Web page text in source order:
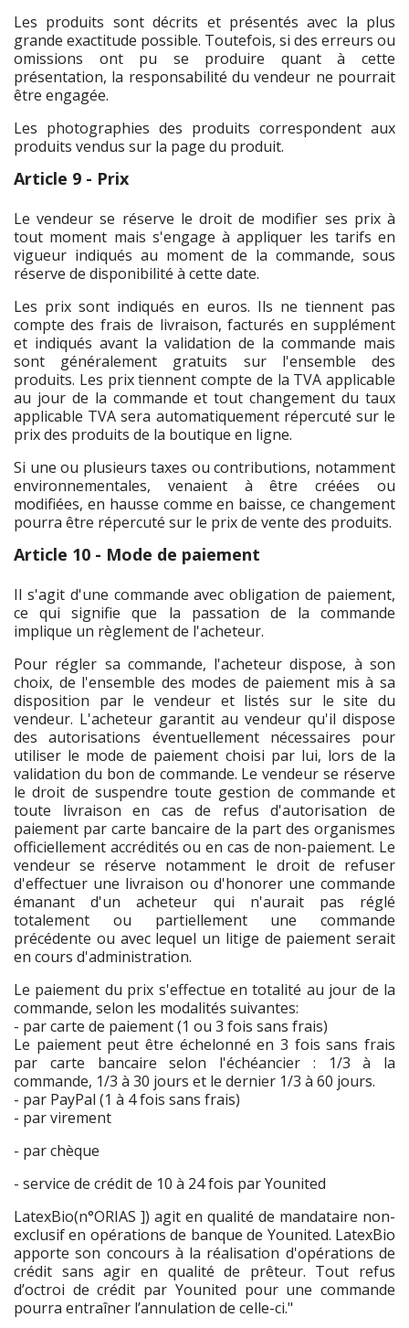
Les produits sont décrits et présentés avec la plus
grande exactitude possible. Toutefois, si des erreurs ou
omissions ont pu se produire quant à cette
présentation, la responsabilité du vendeur ne pourrait
être engagée.
Les photographies des produits correspondent aux
produits vendus sur la page du produit.
Article 9 - Prix
Le vendeur se réserve le droit de modifier ses prix à
tout moment mais s'engage à appliquer les tarifs en
vigueur indiqués au moment de la commande, sous
réserve de disponibilité à cette date.
Les prix sont indiqués en euros. Ils ne tiennent pas
compte des frais de livraison, facturés en supplément
et indiqués avant la validation de la commande mais
sont généralement gratuits sur l'ensemble des
produits. Les prix tiennent compte de la TVA applicable
au jour de la commande et tout changement du taux
applicable TVA sera automatiquement répercuté sur le
prix des produits de la boutique en ligne.
Si une ou plusieurs taxes ou contributions, notamment
environnementales, venaient à être créées ou
modifiées, en hausse comme en baisse, ce changement
pourra être répercuté sur le prix de vente des produits.
Article 10 - Mode de paiement
Il s'agit d'une commande avec obligation de paiement,
ce qui signifie que la passation de la commande
implique un règlement de l'acheteur.
Pour régler sa commande, l'acheteur dispose, à son
choix, de l'ensemble des modes de paiement mis à sa
disposition par le vendeur et listés sur le site du
vendeur. L'acheteur garantit au vendeur qu'il dispose
des autorisations éventuellement nécessaires pour
utiliser le mode de paiement choisi par lui, lors de la
validation du bon de commande. Le vendeur se réserve
le droit de suspendre toute gestion de commande et
toute livraison en cas de refus d'autorisation de
paiement par carte bancaire de la part des organismes
officiellement accrédités ou en cas de non-paiement. Le
vendeur se réserve notamment le droit de refuser
d'effectuer une livraison ou d'honorer une commande
émanant d'un acheteur qui n'aurait pas réglé
totalement ou partiellement une commande
précédente ou avec lequel un litige de paiement serait
en cours d'administration.
Le paiement du prix s'effectue en totalité au jour de la
commande, selon les modalités suivantes:
- par carte de paiement (1 ou 3 fois sans frais)
Le paiement peut être échelonné en 3 fois sans frais
par carte bancaire selon l'échéancier : 1/3 à la
commande, 1/3 à 30 jours et le dernier 1/3 à 60 jours.
- par PayPal (1 à 4 fois sans frais)
- par virement
- par chèque
- service de crédit de 10 à 24 fois par Younited
LatexBio(n°ORIAS ]) agit en qualité de mandataire non-
exclusif en opérations de banque de Younited. LatexBio
apporte son concours à la réalisation d'opérations de
crédit sans agir en qualité de prêteur. Tout refus
d’octroi de crédit par Younited pour une commande
pourra entraîner l’annulation de celle-ci."